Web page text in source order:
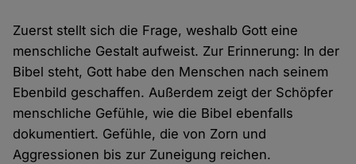
Zuerst stellt sich die Frage, weshalb Gott eine
menschliche Gestalt aufweist. Zur Erinnerung: In der
Bibel steht, Gott habe den Menschen nach seinem
Ebenbild geschaffen. Außerdem zeigt der Schöpfer
menschliche Gefühle, wie die Bibel ebenfalls
dokumentiert. Gefühle, die von Zorn und
Aggressionen bis zur Zuneigung reichen.